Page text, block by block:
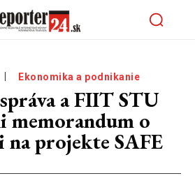
Ekonomika a podnikanie
a FIIT STU
memorandum o
na projekte SAFE